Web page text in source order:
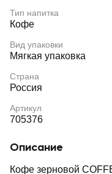
Тип напитка
Кофе
Вид упаковки
Мягкая упаковка
Страна
Россия
Артикул
705376
Описание
Кофе зерновой